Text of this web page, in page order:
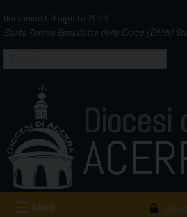
to
content
domenica 09 agosto 2026
Santa Teresa Benedetta della Croce (Edith)
AREA
Menu